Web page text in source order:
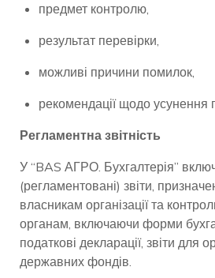
предмет контролю,
результат перевірки,
можливі причини помилок,
рекомендації щодо усунення
Регламентна звітність
У “BAS АГРО. Бухгалтерія”
(регламентовані) звіти,
власникам організації та
органам, включаючи форми
податкові декларації, звіти для
державних фондів.